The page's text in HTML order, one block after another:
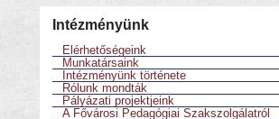
Intézményünk
Elérhetőségeink
Munkatársaink
Intézményünk története
Rólunk mondták
Pályázati projektjeink
A Fővárosi Pedagógiai Szakszolgálatról